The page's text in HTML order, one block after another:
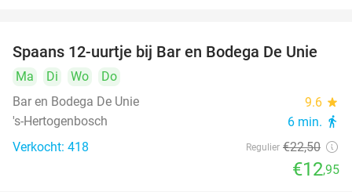
42%
Spaans 12-uurtje bij Bar en Bodega De Unie
Ma Di Wo
Do
Bar en Bodega De Unie
9.6 star
's-Hertogenbosch 6 min. directions_walk
Verkocht: 418 Regulier €22,50
€12,95